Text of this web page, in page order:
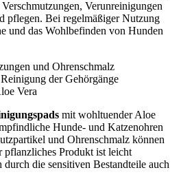
Verunreinigungen
pflegen. Bei regelmäßiger Nutzung
und das Wohlbefinden von Hunden
und Ohrenschmalz
der Gehörgänge
Vera
mit wohltuender Aloe
Hunde- und Katzenohren
und Ohrenschmalz können
pflanzliches Produkt ist leicht
die sensitiven Bestandteile auch